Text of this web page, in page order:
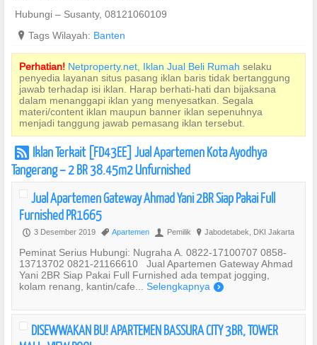
Hubungi – Susanty, 08121060109
? Tags Wilayah: Banten
Perhatian! Netproperty.net, Iklan Jual Beli Rumah selaku
penyedia layanan situs pasang iklan baris tidak bertanggung
jawab terhadap isi iklan. Harap berhati-hati dan bijaksana
dalam menanggapi iklan yang menyesatkan. Segala
materi/content iklan maupun banner iklan sepenuhnya
menjadi tanggung jawab pemasang iklan tersebut.
r Iklan Terkait [FD43EE] Jual Apartemen Kota Ayodhya
Tangerang – 2 BR 38.45m2 Unfurnished
Jual Apartemen Gateway Ahmad Yani 2BR Siap Pakai Full
Furnished PR1665
P 3 Desember 2019 , Apartemen U Pemilik ? Jabodetabek, DKI Jakarta
Peminat Serius Hubungi: Nugraha A. 0822-17100707 0858-
13713702 0821-21166610 Jual Apartemen Gateway Ahmad
Yani 2BR Siap Pakai Full Furnished ada tempat jogging,
kolam renang, kantin/cafe... Selengkapnya )
DISEWWAKAN BU! APARTEMEN BASSURA CITY 3BR, TOWER